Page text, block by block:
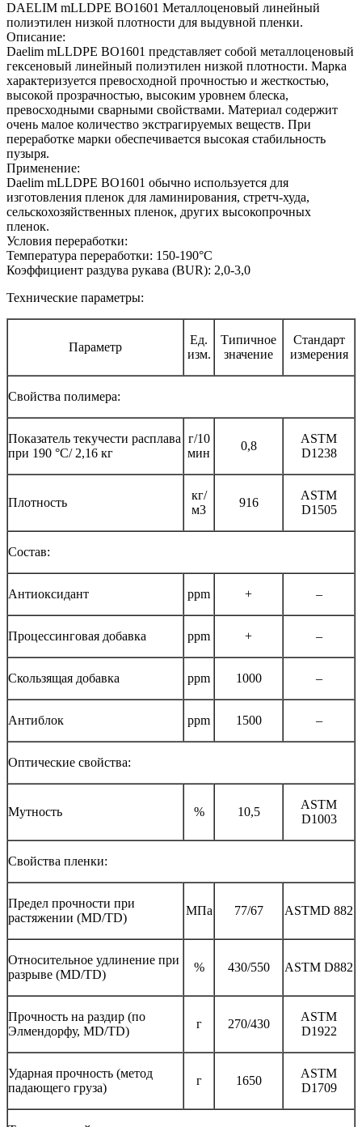
DAELIM mLLDPE BO1601 Металлоценовый линейный
полиэтилен низкой плотности для выдувной пленки.
Описание:
Daelim mLLDPE BO1601 представляет собой металлоценовый
гексеновый линейный полиэтилен низкой плотности. Марка
характеризуется превосходной прочностью и жесткостью,
высокой прозрачностью, высоким уровнем блеска,
превосходными сварными свойствами. Материал содержит
очень малое количество экстрагируемых веществ. При
переработке марки обеспечивается высокая стабильность
пузыря.
Применение:
Daelim mLLDPE BO1601 обычно используется для
изготовления пленок для ламинирования, стретч-худа,
сельскохозяйственных пленок, других высокопрочных
пленок.
Условия переработки:
Температура переработки: 150-190°С
Коэффициент раздува рукава (BUR): 2,0-3,0
Технические параметры:
Параметр
Ед.
изм.
Типичное
значение
Стандарт
измерения
Свойства полимера:
Показатель текучести расплава
при 190 °C/ 2,16 кг
г/10
мин
0,8
ASTM
D1238
Плотность
кг/
м3
916
ASTM
D1505
Состав:
Антиоксидант ppm + –
Процессинговая добавка ppm + –
Скользящая добавка ppm 1000 –
Антиблок ppm 1500 –
Оптические свойства:
Мутность % 10,5
ASTM
D1003
Свойства пленки:
Предел прочности при
растяжении (MD/TD)
МПа 77/67 ASTMD 882
Относительное удлинение при
разрыве (MD/TD)
% 430/550 ASTM D882
Прочность на раздир (по
Элмендорфу, MD/TD)
г 270/430
ASTM
D1922
Ударная прочность (метод
падающего груза)
г 1650
ASTM
D1709